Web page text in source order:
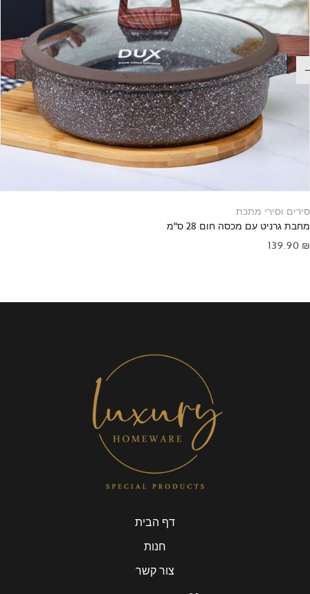
סירים וסירי מתכת
מחבת גרניט עם מכסה חום 28 ס"מ
139.90 ₪
דף הבית
חנות
צור קשר